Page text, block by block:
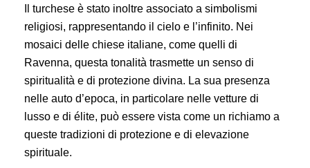
Il turchese è stato inoltre associato a simbolismi
religiosi, rappresentando il cielo e l’infinito. Nei
mosaici delle chiese italiane, come quelli di
Ravenna, questa tonalità trasmette un senso di
spiritualità e di protezione divina. La sua presenza
nelle auto d’epoca, in particolare nelle vetture di
lusso e di élite, può essere vista come un richiamo a
queste tradizioni di protezione e di elevazione
spirituale.